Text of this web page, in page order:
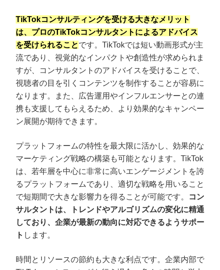
TikTokコンサルティングを受ける大きなメリット
は、プロのTikTokコンサルタントによるアドバイス
を受けられることです。TikTokでは短い動画形式が主
流であり、視覚的なインパクトや創造性が求められま
すが、コンサルタントのアドバイスを受けることで、
視聴者の目を引くコンテンツを制作することが容易に
なります。また、広告運用やインフルエンサーとの連
携も支援してもらえるため、より効果的なキャンペー
ン展開が期待できます。
プラットフォームの特性を最大限に活かし、効果的な
マーケティング戦略の構築も可能となります。TikTok
は、若年層を中心に非常に高いエンゲージメントを誇
るプラットフォームであり、適切な戦略を用いること
で短期間で大きな影響力を得ることが可能です。
コン
サルタントは、トレンドやアルゴリズムの変化に精通
しており、企業が最新の動向に対応できるようサポー
ト します。
時間とリソースの節約も大きな利点です。企業内部で